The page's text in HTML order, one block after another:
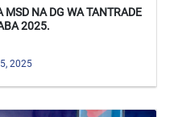
NA DG WA TANTRADE
2025.
2025